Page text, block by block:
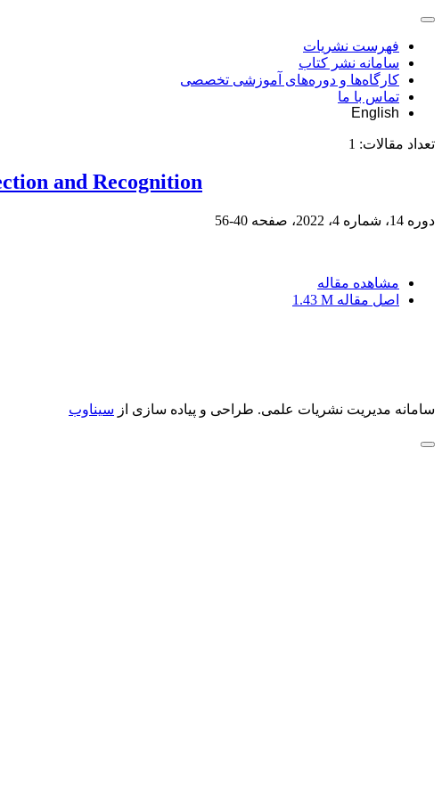
فهرست نشریات
سامانه نشر کتاب
کارگاه‌ها و دوره‌های آموزشی تخصصی
تماس با ما
English
تعداد مقالات: 1
and Recognition
دوره 14، شماره 4، 2022، صفحه 40-56
مشاهده مقاله
اصل مقاله 1.43 M
سامانه مدیریت نشریات علمی. طراحی و پیاده سازی از سیناوب